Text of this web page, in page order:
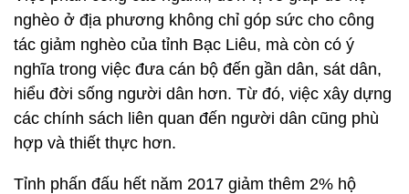
nghèo ở địa phương không chỉ góp sức cho công
tác giảm nghèo của tỉnh Bạc Liêu, mà còn có ý
nghĩa trong việc đưa cán bộ đến gần dân, sát dân,
hiểu đời sống người dân hơn. Từ đó, việc xây dựng
các chính sách liên quan đến người dân cũng phù
hợp và thiết thực hơn.
Tỉnh phấn đấu hết năm 2017 giảm thêm 2% hộ